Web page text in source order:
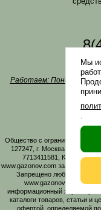
Наша
Работаем: Понедельник-
Общество с ограниченной
127247, г. Москва,
7713411581, КПП
www.gazonov.com защищены
Запрещено любое
www.gazonov.com.
информационный характер и
каталоги товаров, статьи и
офертой, определяемой
Мы
.